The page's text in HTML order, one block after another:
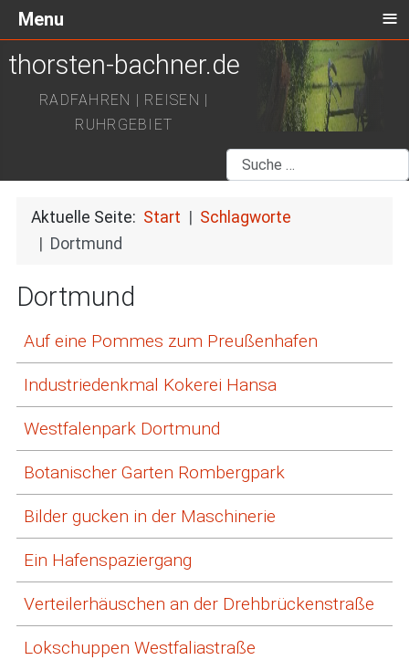
thorsten-bachner.de
RADFAHREN | REISEN |
RUHRGEBIET
Suchen
Aktuelle Seite: Start
Schlagworte
Dortmund
Dortmund
Auf eine Pommes zum Preußenhafen
Industriedenkmal Kokerei Hansa
Westfalenpark Dortmund
Botanischer Garten Rombergpark
Bilder gucken in der Maschinerie
Ein Hafenspaziergang
Verteilerhäuschen an der Drehbrückenstraße
Lokschuppen Westfaliastraße
Menu ≡